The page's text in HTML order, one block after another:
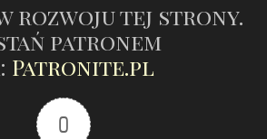
rozwoju tej strony.
patronem
Patronite.pl
0